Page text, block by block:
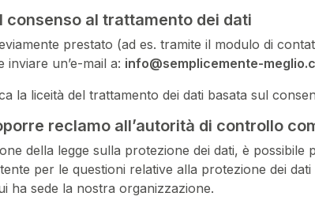
consenso al trattamento dei dati
prestato (ad es. tramite il modulo di
inviare un’e-mail a: info@semplicemente-
la liceità del trattamento dei dati basata sul
reclamo all’autorità di controllo
della legge sulla protezione dei dati, è
per le questioni relative alla protezione dei
ha sede la nostra organizzazione.